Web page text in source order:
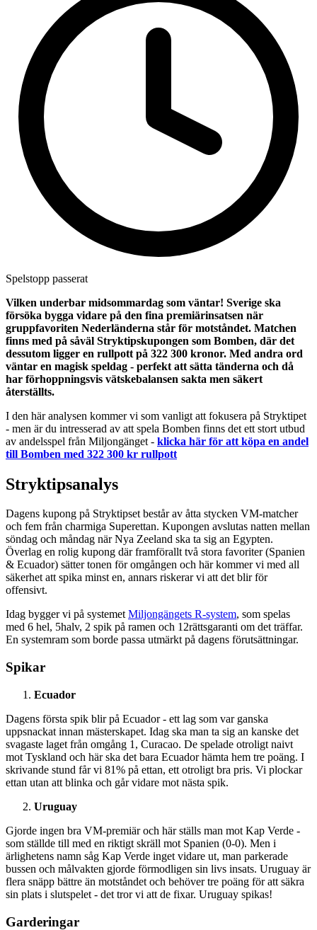
Spelstopp passerat
Vilken underbar midsommardag som väntar! Sverige ska
försöka bygga vidare på den fina premiärinsatsen när
gruppfavoriten Nederländerna står för motståndet. Matchen
finns med på såväl Stryktipskupongen som Bomben, där det
dessutom ligger en rullpott på 322 300 kronor. Med andra ord
väntar en magisk speldag - perfekt att sätta tänderna och då
har förhoppningsvis vätskebalansen sakta men säkert
återställts.
I den här analysen kommer vi som vanligt att fokusera på Stryktipet
- men är du intresserad av att spela Bomben finns det ett stort utbud
av andelsspel från Miljongänget - klicka här för att köpa en andel
till Bomben med 322 300 kr rullpott
Stryktipsanalys
Dagens kupong på Stryktipset består av åtta stycken VM-matcher
och fem från charmiga Superettan. Kupongen avslutas natten mellan
söndag och måndag när Nya Zeeland ska ta sig an Egypten.
Överlag en rolig kupong där framförallt två stora favoriter (Spanien
& Ecuador) sätter tonen för omgången och här kommer vi med all
säkerhet att spika minst en, annars riskerar vi att det blir för
offensivt.
Idag bygger vi på systemetMiljongängets R-system, som spelas
med 6 hel, 5halv, 2 spik på ramen och 12rättsgaranti om det träffar.
En systemram som borde passa utmärkt på dagens förutsättningar.
Spikar
Ecuador
Dagens första spik blir på Ecuador - ett lag som var ganska
uppsnackat innan mästerskapet. Idag ska man ta sig an kanske det
svagaste laget från omgång 1, Curacao. De spelade otroligt naivt
mot Tyskland och här ska det bara Ecuador hämta hem tre poäng. I
skrivande stund får vi 81% på ettan, ett otroligt bra pris. Vi plockar
ettan utan att blinka och går vidare mot nästa spik.
Uruguay
Gjorde ingen bra VM-premiär och här ställs man mot Kap Verde -
som ställde till med en riktigt skräll mot Spanien (0-0). Men i
ärlighetens namn såg Kap Verde inget vidare ut, man parkerade
bussen och målvakten gjorde förmodligen sin livs insats. Uruguay är
flera snäpp bättre än motståndet och behöver tre poäng för att säkra
sin plats i slutspelet - det tror vi att de fixar. Uruguay spikas!
Garderingar